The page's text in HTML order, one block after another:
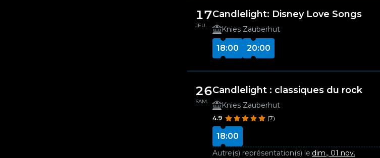
17
JEU.
Candlelight: Disney Love Songs
Knies Zauberhut
18:00 20:00
26
SAM.
Candlelight : classiques du rock
Knies Zauberhut
4.9 (7)
18:00
Autre(s) représentation(s) le:dim., 01 nov.